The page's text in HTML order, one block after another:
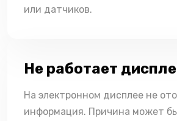
или датчиков.
Не работает
На электронном дисплее не
информация. Причина может